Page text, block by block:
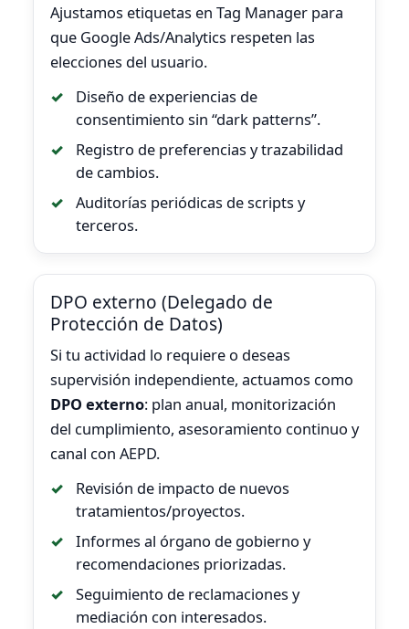
Ajustamos etiquetas en Tag Manager para
que Google Ads/Analytics respeten las
elecciones del usuario.
Diseño de experiencias de
consentimiento sin “dark patterns”.
Registro de preferencias y trazabilidad
de cambios.
Auditorías periódicas de scripts y
terceros.
DPO externo (Delegado de
Protección de Datos)
Si tu actividad lo requiere o deseas
supervisión independiente, actuamos como
DPO externo: plan anual, monitorización
del cumplimiento, asesoramiento continuo y
canal con AEPD.
Revisión de impacto de nuevos
tratamientos/proyectos.
Informes al órgano de gobierno y
recomendaciones priorizadas.
Seguimiento de reclamaciones y
mediación con interesados.